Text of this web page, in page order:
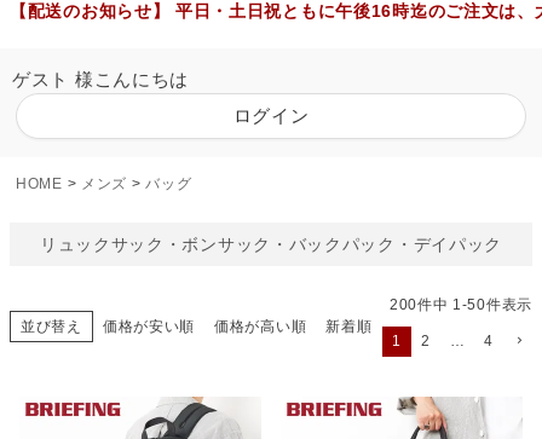
らせ】 平日・土日祝ともに午後16時迄のご注文は、大阪市から
ゲスト 様こんにちは
ログイン
HOME メンズ バッグ
リュックサック・ボンサック・バックパック・デイパック
並び替え 価格が安い順 価格が高い順 新着順
200件中 1-50件表示
1 2 … 4